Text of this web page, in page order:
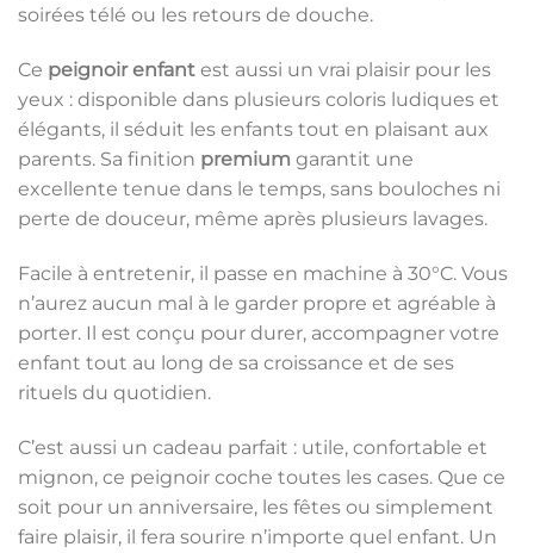
soirées télé ou les retours de douche.
Ce peignoir enfant est aussi un vrai plaisir pour les
yeux : disponible dans plusieurs coloris ludiques et
élégants, il séduit les enfants tout en plaisant aux
parents. Sa finition premium garantit une
excellente tenue dans le temps, sans bouloches ni
perte de douceur, même après plusieurs lavages.
Facile à entretenir, il passe en machine à 30°C. Vous
n’aurez aucun mal à le garder propre et agréable à
porter. Il est conçu pour durer, accompagner votre
enfant tout au long de sa croissance et de ses
rituels du quotidien.
C’est aussi un cadeau parfait : utile, confortable et
mignon, ce peignoir coche toutes les cases. Que ce
soit pour un anniversaire, les fêtes ou simplement
faire plaisir, il fera sourire n’importe quel enfant. Un